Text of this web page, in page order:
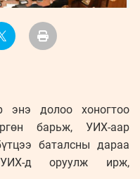
энэ долоо хоногтоо
барьж, УИХ-аар
баталсны дараа
д оруулж ирж,